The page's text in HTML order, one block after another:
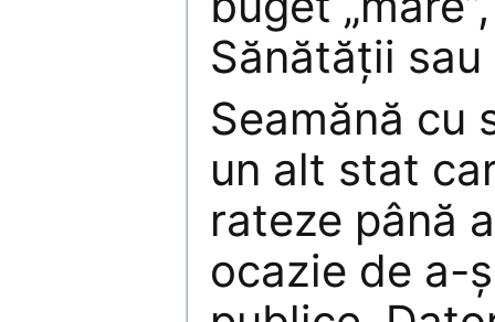
Sănătăţii
Seamănă cu
un alt stat
rateze până
ocazie de a-